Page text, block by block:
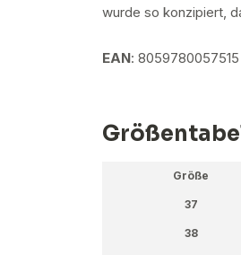
wurde so konzipiert,
EAN: 8059780057515
Größe
37
38